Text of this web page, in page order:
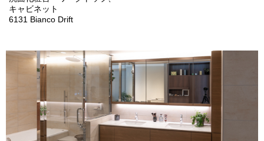
キャビネット
6131 Bianco Drift